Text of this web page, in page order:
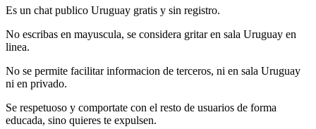
Es un chat publico Uruguay gratis y sin registro.
No escribas en mayuscula, se considera gritar en sala Uruguay en
linea.
No se permite facilitar informacion de terceros, ni en sala Uruguay
ni en privado.
Se respetuoso y comportate con el resto de usuarios de forma
educada, sino quieres te expulsen.